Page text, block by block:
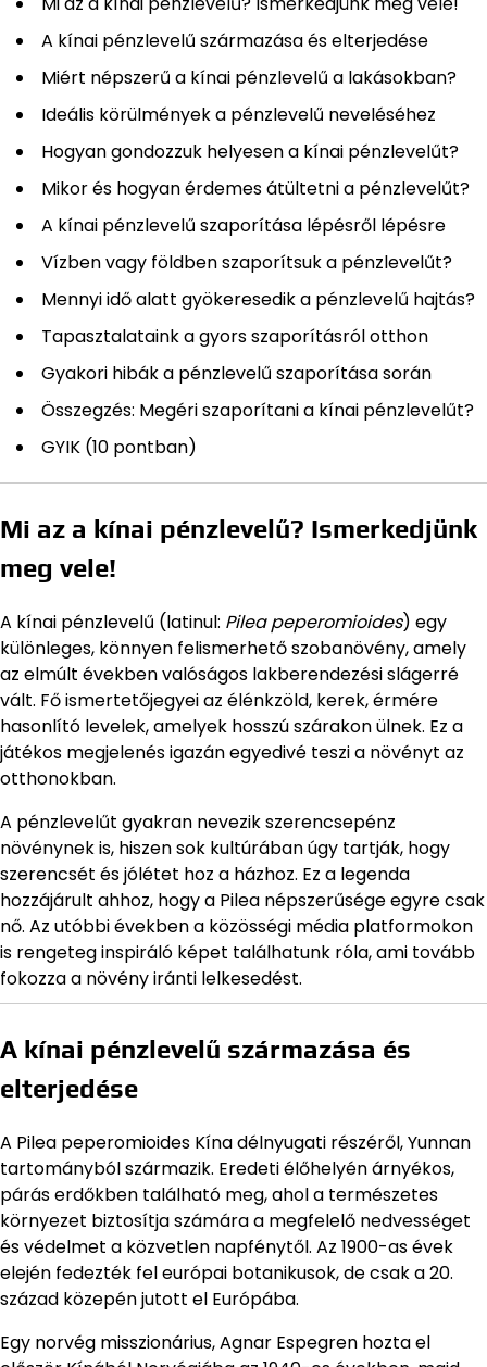
A kínai pénzlevelű származása és elterjedése
Miért népszerű a kínai pénzlevelű a lakásokban?
Ideális körülmények a pénzlevelű neveléséhez
Hogyan gondozzuk helyesen a kínai pénzlevelűt?
Mikor és hogyan érdemes átültetni a pénzlevelűt?
A kínai pénzlevelű szaporítása lépésről lépésre
Vízben vagy földben szaporítsuk a pénzlevelűt?
Mennyi idő alatt gyökeresedik a pénzlevelű hajtás?
Tapasztalataink a gyors szaporításról otthon
Gyakori hibák a pénzlevelű szaporítása során
Összegzés: Megéri szaporítani a kínai pénzlevelűt?
GYIK (10 pontban)
Mi az a kínai pénzlevelű? Ismerkedjünk
meg vele!
A kínai pénzlevelű (latinul: Pilea peperomioides) egy
különleges, könnyen felismerhető szobanövény, amely
az elmúlt években valóságos lakberendezési slágerré
vált. Fő ismertetőjegyei az élénkzöld, kerek, érmére
hasonlító levelek, amelyek hosszú szárakon ülnek. Ez a
játékos megjelenés igazán egyedivé teszi a növényt az
otthonokban.
A pénzlevelűt gyakran nevezik szerencsepénz
növénynek is, hiszen sok kultúrában úgy tartják, hogy
szerencsét és jólétet hoz a házhoz. Ez a legenda
hozzájárult ahhoz, hogy a Pilea népszerűsége egyre csak
nő. Az utóbbi években a közösségi média platformokon
is rengeteg inspiráló képet találhatunk róla, ami tovább
fokozza a növény iránti lelkesedést.
A kínai pénzlevelű származása és
elterjedése
A Pilea peperomioides Kína délnyugati részéről, Yunnan
tartományból származik. Eredeti élőhelyén árnyékos,
párás erdőkben található meg, ahol a természetes
környezet biztosítja számára a megfelelő nedvességet
és védelmet a közvetlen napfénytől. Az 1900-as évek
elején fedezték fel európai botanikusok, de csak a 20.
század közepén jutott el Európába.
Egy norvég misszionárius, Agnar Espegren hozta el